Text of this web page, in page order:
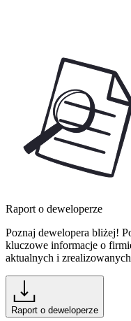
Raport o deweloperze
Poznaj dewelopera bliżej!
kluczowe informacje o
aktualnych i
Raport o deweloperze